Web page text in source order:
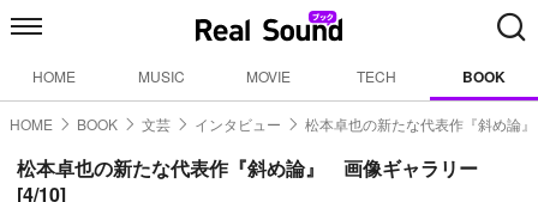
HOME MUSIC MOVIE TECH BOOK
HOME BOOK 文芸 インタビュー 松本卓也の新たな代表作『斜め論』
松本卓也の新たな代表作『斜め論』 画像ギャラリー
[4/10]